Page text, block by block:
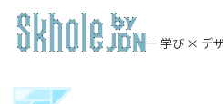
ー 学び × デ